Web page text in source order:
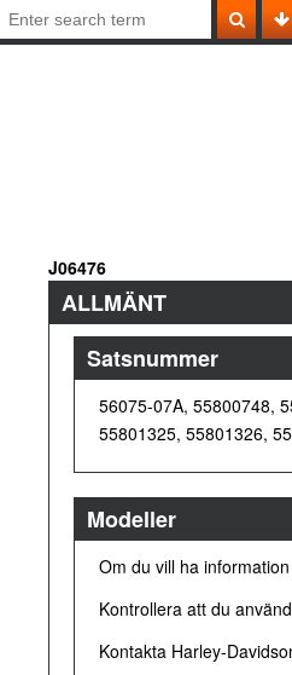
J06476
ALLMÄNT
Satsnummer
56075-07A, 55800748,
55801325, 55801326,
Modeller
Om du vill ha
Kontrollera att du
Kontakta Harley-